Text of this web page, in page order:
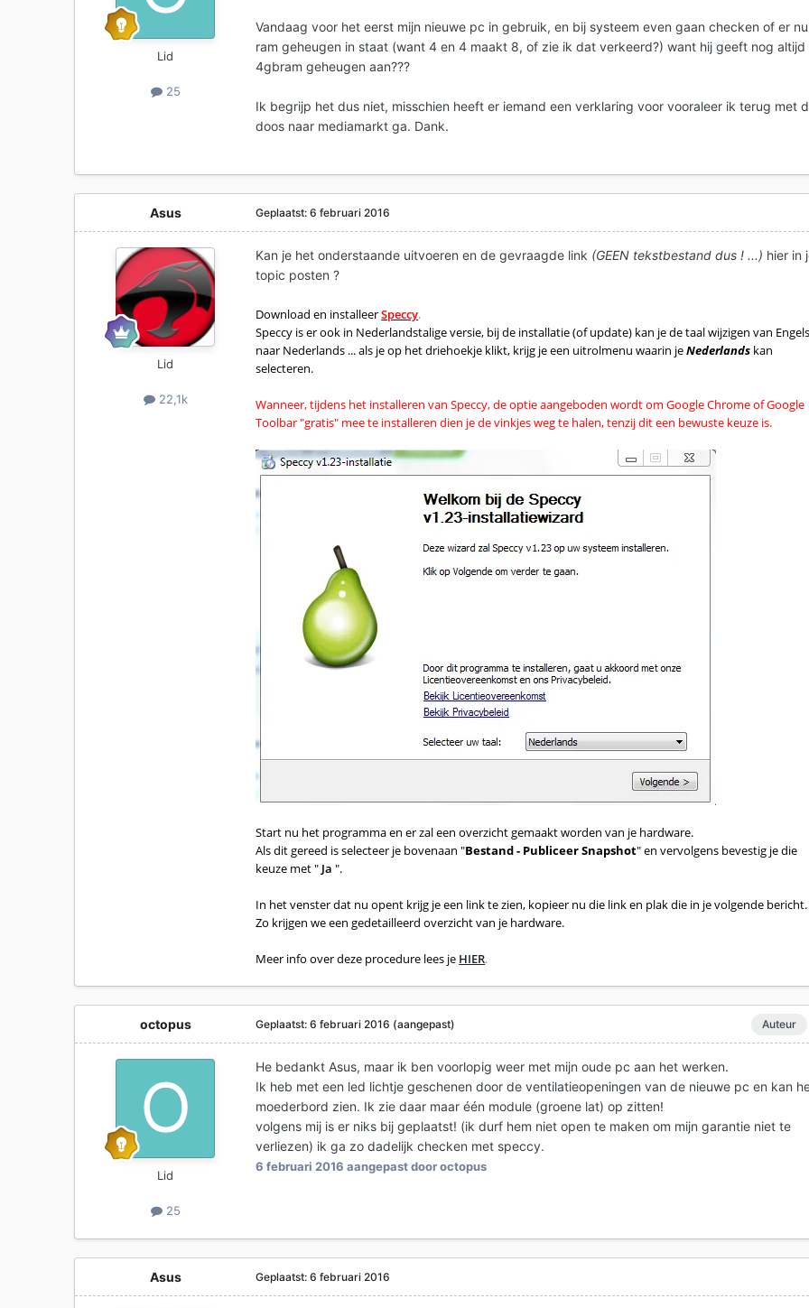
Lid
25
Vandaag voor het eerst mijn nieuwe pc in gebruik, en bij systeem even gaan checken of er
ram geheugen in staat (want 4 en 4 maakt 8, of zie ik dat verkeerd?) want hij geeft nog altijd
4gbram geheugen aan???
Ik begrijp het dus niet, misschien heeft er iemand een verklaring voor vooraleer ik terug met
doos naar mediamarkt ga. Dank.
Asus
Lid
22,1k
Geplaatst:6 februari 2016
Kan je het onderstaande uitvoeren en de gevraagde link (GEEN tekstbestand dus ! ...) hier in
topic posten ?
Download en installeerSpeccy.
Speccy is er ook in Nederlandstalige versie, bij de installatie (of update) kan je de taal wijzigen van
naar Nederlands ... als je op het driehoekje klikt, krijg je een uitrolmenu waarin jeNederlands kan
selecteren.
Wanneer, tijdens het installeren van Speccy, de optie aangeboden wordt om Google Chrome of Google
Toolbar "gratis" mee te installeren dien je de vinkjes weg te halen, tenzij dit een bewuste keuze is.
Start nu het programma en er zal een overzicht gemaakt worden van je hardware.
Als dit gereed is selecteer je bovenaan "Bestand - Publiceer Snapshot" en vervolgens bevestig je die
keuze met " Ja ".
In het venster dat nu opent krijg je een link te zien, kopieer nu die link en plak die in je volgende bericht.
Zo krijgen we een gedetailleerd overzicht van je hardware.
Meer info over deze procedure lees je HIER.
octopus
Lid
25
Auteur
Geplaatst:6 februari 2016 (aangepast)
He bedankt Asus, maar ik ben voorlopig weer met mijn oude pc aan het werken.
Ik heb met een led lichtje geschenen door de ventilatieopeningen van de nieuwe pc en kan
moederbord zien. Ik zie daar maar één module (groene lat) op zitten!
volgens mij is er niks bij geplaatst! (ik durf hem niet open te maken om mijn garantie niet te
verliezen) ik ga zo dadelijk checken met speccy.
6 februari 2016 aangepast door octopus
Asus Geplaatst:6 februari 2016